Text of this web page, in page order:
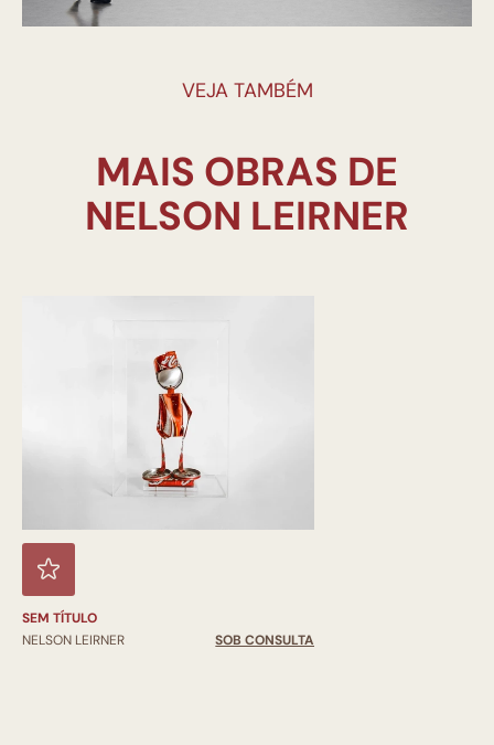
VEJA TAMBÉM
MAIS OBRAS DE
SEM TÍTULO
NELSON LEIRNER
SOB CONSULTA